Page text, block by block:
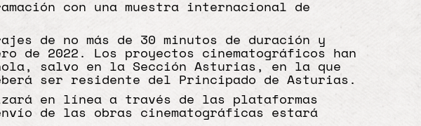
con una muestra internacional de
de no más de 30 minutos de duración y
de 2022. Los proyectos cinematográficos han
salvo en la Sección Asturias, en la que
ser residente del Principado de Asturias.
en línea a través de las plataformas
de las obras cinematográficas estará